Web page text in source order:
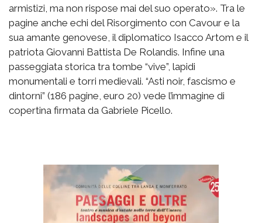
armistizi, ma non rispose mai del suo operato». Tra le
pagine anche echi del Risorgimento con Cavour e la
sua amante genovese, il diplomatico Isacco Artom e il
patriota Giovanni Battista De Rolandis. Infine una
passeggiata storica tra tombe “vive”, lapidi
monumentali e torri medievali. “Asti noir, fascismo e
dintorni” (186 pagine, euro 20) vede l’immagine di
copertina firmata da Gabriele Picello.